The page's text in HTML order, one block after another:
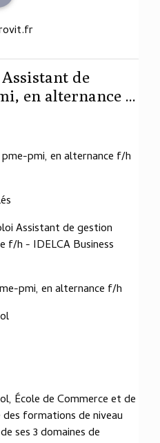
de
en alternance ...
pmi, en alternance f/h
Assistant de gestion
f/h - IDELCA Business
pmi, en alternance f/h
École de Commerce et de
formations de niveau
ses 3 domaines de